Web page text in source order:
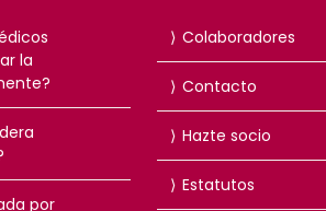
la
por
Colaboradores
Contacto
Hazte socio
Estatutos